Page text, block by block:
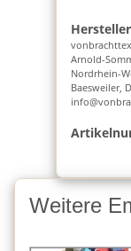
Arnold-
Nordrhein-
Baesweiler,
Weitere